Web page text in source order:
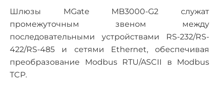
Шлюзы MGate MB3000-G2 служат
промежуточным звеном между
последовательными устройствами RS-232/RS-
422/RS-485 и сетями Ethernet, обеспечивая
преобразование Modbus RTU/ASCII в Modbus
TCP.